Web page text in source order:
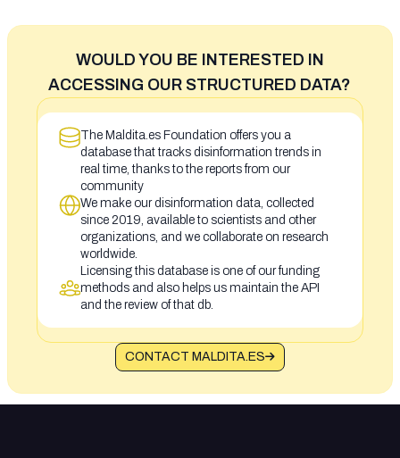
WOULD YOU BE INTERESTED IN
ACCESSING OUR STRUCTURED DATA?
The Maldita.es Foundation offers you a
database that tracks disinformation trends in
real time, thanks to the reports from our
community
We make our disinformation data, collected
since 2019, available to scientists and other
organizations, and we collaborate on research
worldwide.
Licensing this database is one of our funding
methods and also helps us maintain the API
and the review of that db.
CONTACT MALDITA.ES